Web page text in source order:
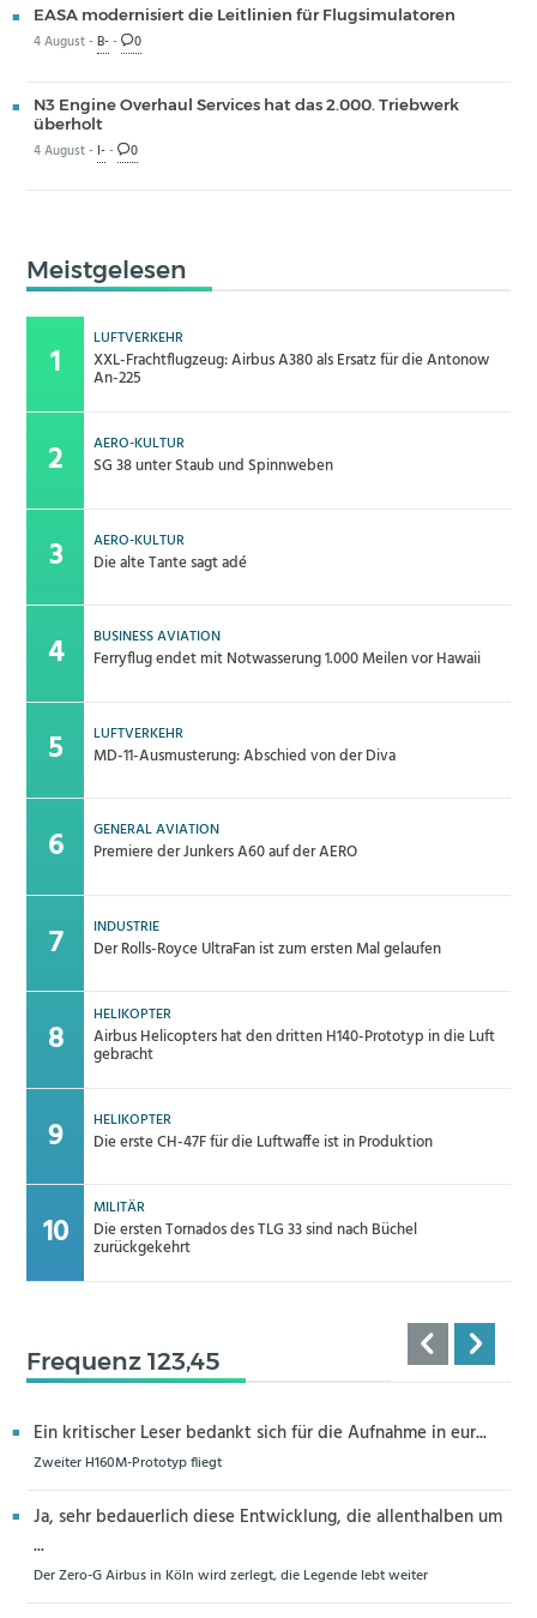
EASA modernisiert die Leitlinien für Flugsimulatoren
4 August -B-- 0
N3 Engine Overhaul Services hat das 2.000. Triebwerk
überholt
4 August - I-- 0
Meistgelesen
LUFTVERKEHR
XXL-Frachtflugzeug: Airbus A380 als Ersatz für die Antonow
An-225
AERO-KULTUR
SG 38 unter Staub und Spinnweben
AERO-KULTUR
Die alte Tante sagt adé
BUSINESS AVIATION
Ferryflug endet mit Notwasserung 1.000 Meilen vor Hawaii
LUFTVERKEHR
MD-11-Ausmusterung: Abschied von der Diva
GENERAL AVIATION
Premiere der Junkers A60 auf der AERO
INDUSTRIE
Der Rolls-Royce UltraFan ist zum ersten Mal gelaufen
HELIKOPTER
Airbus Helicopters hat den dritten H140-Prototyp in die Luft
gebracht
HELIKOPTER
Die erste CH-47F für die Luftwaffe ist in Produktion
MILITÄR
Die ersten Tornados des TLG 33 sind nach Büchel
zurückgekehrt
Frequenz 123,45
Ein kritischer Leser bedankt sich für die Aufnahme in eur...
Zweiter H160M-Prototyp fliegt
Ja, sehr bedauerlich diese Entwicklung, die allenthalben um
...
Der Zero-G Airbus in Köln wird zerlegt, die Legende lebt weiter